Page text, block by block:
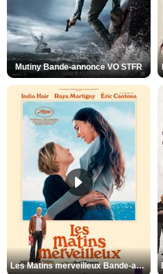
Mutiny Bande-annonce VO STFR
Les Matins merveilleux Bande-annonce VF